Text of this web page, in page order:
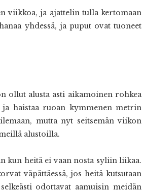
viikkoa, ja ajattelin tulla kertomaan
yhdessä, ja puput ovat tuoneet
ollut alusta asti aikamoinen rohkea
haistaa ruoan kymmenen metrin
mutta nyt seitsemän viikon
alustoilla.
kun heitä ei vaan nosta syliin liikaa.
väpättäessä, jos heitä kutsutaan
odottavat aamuisin meidän